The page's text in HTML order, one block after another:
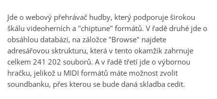
Jde o webový přehrávač hudby, který podporuje širokou
škálu videoherních a "chiptune" formátů. V řadě druhé jde o
obsáhlou databázi, na záložce "Browse" najdete
adresářovou sktrukturu, která v tento okamžik zahrnuje
celkem 241 202 souborů. A v řadě třetí jde o výbornou
hračku, jelikož u MIDI formátů máte možnost zvolit
soundbanku, přes kterou se bude daná skladba cedit.